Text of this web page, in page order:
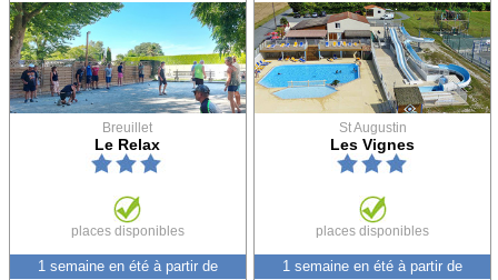
Breuillet
Le Relax
places disponibles
1 semaine en été à partir de
St Augustin
Les Vignes
places disponibles
1 semaine en été à partir de